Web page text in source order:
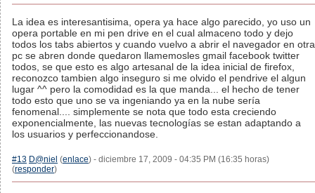
La idea es interesantisima, opera ya hace algo parecido, yo uso un
opera portable en mi pen drive en el cual almaceno todo y dejo
todos los tabs abiertos y cuando vuelvo a abrir el navegador en otra
pc se abren donde quedaron llamemosles gmail facebook twitter
todos, se que esto es algo artesanal de la idea inicial de firefox,
reconozco tambien algo inseguro si me olvido el pendrive el algun
lugar ^^ pero la comodidad es la que manda... el hecho de tener
todo esto que uno se va ingeniando ya en la nube sería
fenomenal.... simplemente se nota que todo esta creciendo
exponencialmente, las nuevas tecnologías se estan adaptando a
los usuarios y perfeccionandose.
#13 D@niel (enlace) - diciembre 17, 2009 - 04:35 PM (16:35 horas)
(responder)